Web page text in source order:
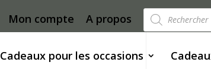
Mon compte A propos Recherche
de
produits
Cadeaux pour les occasions